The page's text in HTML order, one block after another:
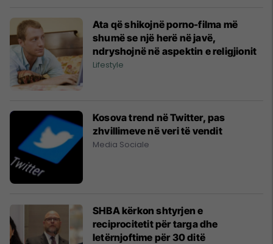
Ata që shikojnë porno-filma më
shumë se një herë në javë,
ndryshojnë në aspektin e religjionit
Lifestyle
Kosova trend në Twitter, pas
zhvillimeve në veri të vendit
Media Sociale
SHBA kërkon shtyrjen e
reciprocitetit për targa dhe
letërnjoftime për 30 ditë